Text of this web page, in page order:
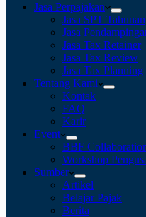
Jasa Perpajakan
Jasa SPT Tahunan
Jasa
Jasa Tax Retainer
Jasa Tax Review
Jasa Tax Planning
Tentang Kami
Kontak
FAQ
Karir
Event
BBF
Workshop
Sumber
Artikel
Belajar Pajak
Berita